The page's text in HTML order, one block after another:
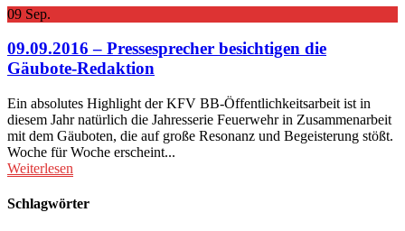
09 Sep.
09.09.2016 – Pressesprecher besichtigen die
Gäubote-Redaktion
Ein absolutes Highlight der KFV BB-Öffentlichkeitsarbeit ist in
diesem Jahr natürlich die Jahresserie Feuerwehr in Zusammenarbeit
mit dem Gäuboten, die auf große Resonanz und Begeisterung stößt.
Woche für Woche erscheint...
Weiterlesen
Schlagwörter